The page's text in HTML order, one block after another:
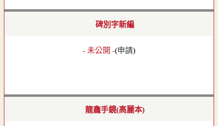
碑別字新編
- 未公開 -(申請)
龍龕手鏡(高麗本)